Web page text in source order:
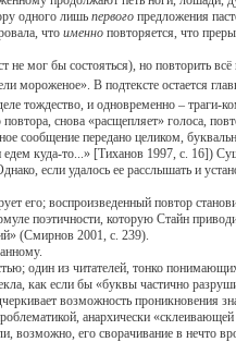
одного лишь первого предложения
что именно повторяется, что
не мог бы состояться), но повторить
мороженое». В подтексте остается
тождество, и одновременно – траги-
снова «расщепляет» голоса,
сообщение передано целиком,
куда-то...» [Тиханов 1997, с. 16])
если удалось ее расслышать и
его; воспроизведенный повтор
поэтичности, которую Стайн
(Смирнов 2001, с. 239).
один из читателей, тонко
как если бы «буквы частично
возможность проникновения
анархически
возможно, его сворачивание в